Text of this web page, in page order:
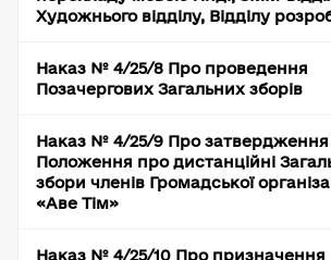
Художнього відділу, Відділу
Наказ № 4/25/8 Про проведення
Позачергових Загальних зборів
Наказ № 4/25/9 Про затвердження
Положення про дистанційні
збори членів Громадської
«Аве Тім»
Наказ № 4/25/10 Про призначення